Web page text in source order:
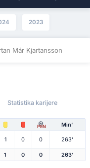
2023
Már Kjartansson
Statistika karijere
PEN Min'
1 0 0 263'
1 0 0 263'